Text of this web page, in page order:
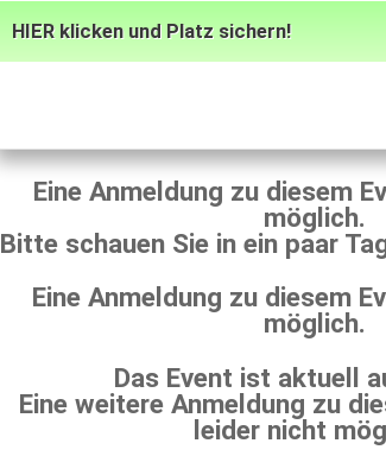
HIER klicken und Platz sichern!
Eine Anmel­dung zu diesem
möglich.
Bitte schauen Sie in ein paar
Eine Anmel­dung zu diesem
möglich.
Das Event ist aktuell
Eine weitere Anmel­dung zu
leider nicht